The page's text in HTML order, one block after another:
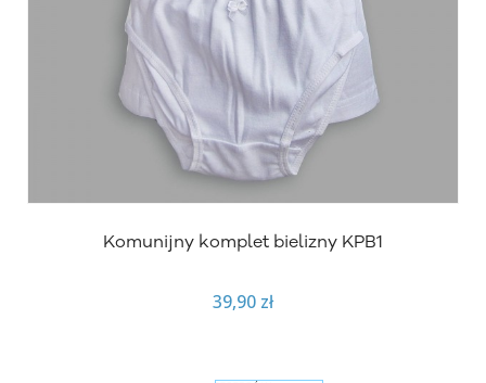
Komunijny komplet bielizny KPB1
39,90 zł